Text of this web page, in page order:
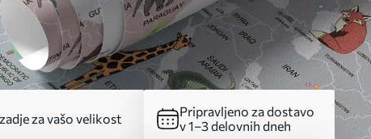
za vašo velikost
Pripravljeno za dostavo
v 1–3 delovnih dneh